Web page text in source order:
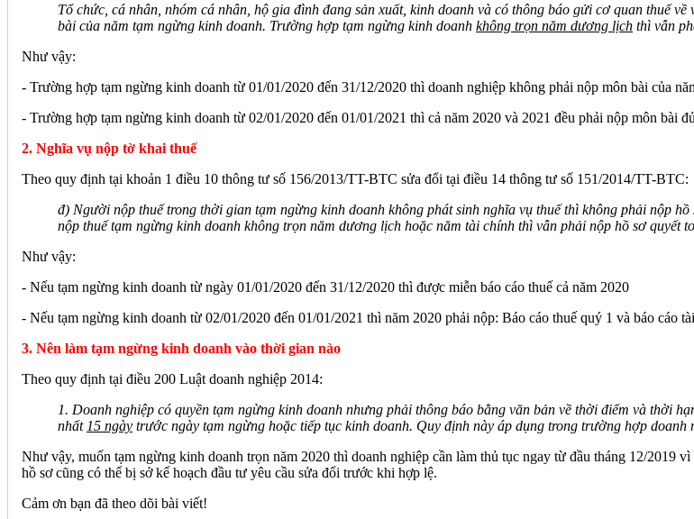
Tổ chức, cá nhân, nhóm cá nhân, hộ gia đình đang sản xuất, kinh doanh và có thông báo gửi cơ quan thuế
bài của năm tạm ngừng kinh doanh. Trường hợp tạm ngừng kinh doanh không trọn năm dương lịch thì vẫn
Như vậy:
- Trường hợp tạm ngừng kinh doanh từ 01/01/2020 đến 31/12/2020 thì doanh nghiệp không phải nộp môn bài của
- Trường hợp tạm ngừng kinh doanh từ 02/01/2020 đến 01/01/2021 thì cả năm 2020 và 2021 đều phải nộp môn bài
2. Nghĩa vụ nộp tờ khai thuế
Theo quy định tại khoản 1 điều 10 thông tư số 156/2013/TT-BTC sửa đổi tại điều 14 thông tư số 151/2014/TT-BTC:
đ) Người nộp thuế trong thời gian tạm ngừng kinh doanh không phát sinh nghĩa vụ thuế thì không phải nộp
nộp thuế tạm ngừng kinh doanh không trọn năm dương lịch hoặc năm tài chính thì vẫn phải nộp hồ sơ quyết
Như vậy:
- Nếu tạm ngừng kinh doanh từ ngày 01/01/2020 đến 31/12/2020 thì được miễn báo cáo thuế cả năm 2020
- Nếu tạm ngừng kinh doanh từ 02/01/2020 đến 01/01/2021 thì năm 2020 phải nộp: Báo cáo thuế quý 1 và báo cáo
3. Nên làm tạm ngừng kinh doanh vào thời gian nào
Theo quy định tại điều 200 Luật doanh nghiệp 2014:
1. Doanh nghiệp có quyền tạm ngừng kinh doanh nhưng phải thông báo bằng văn bản về thời điểm và thời
nhất 15 ngày trước ngày tạm ngừng hoặc tiếp tục kinh doanh. Quy định này áp dụng trong trường hợp
Như vậy, muốn tạm ngừng kinh doanh trọn năm 2020 thì doanh nghiệp cần làm thủ tục ngay từ đầu tháng 12/2019
hồ sơ cũng có thể bị sở kế hoạch đầu tư yêu cầu sửa đổi trước khi hợp lệ.
Cảm ơn bạn đã theo dõi bài viết!